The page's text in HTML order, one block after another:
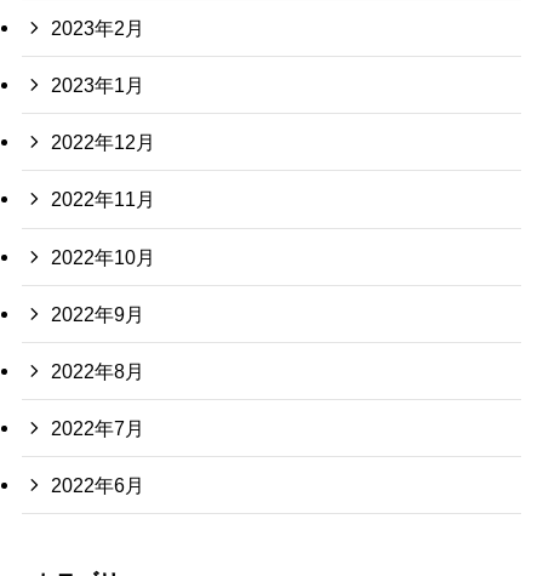
2023年2月
2023年1月
2022年12月
2022年11月
2022年10月
2022年9月
2022年8月
2022年7月
2022年6月